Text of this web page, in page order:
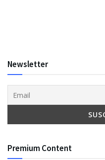
Newsletter
Premium Content